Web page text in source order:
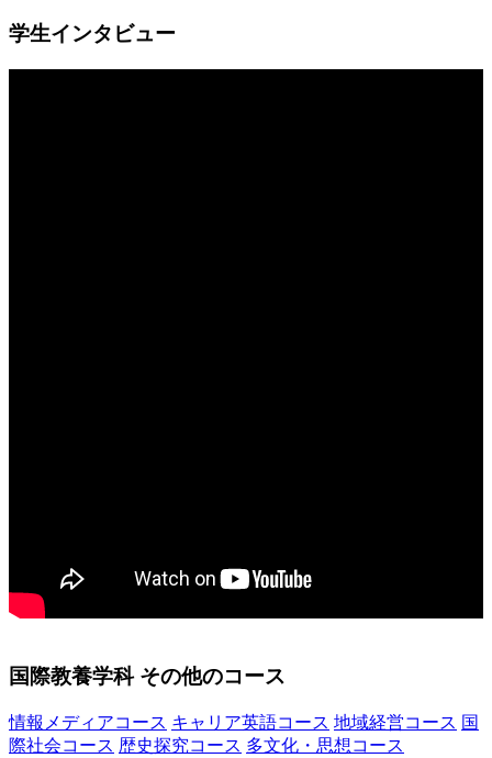
学生インタビュー
国際教養学科 その他のコース
情報メディアコース キャリア英語コース 地域経営コース 国
際社会コース 歴史探究コース 多文化・思想コース